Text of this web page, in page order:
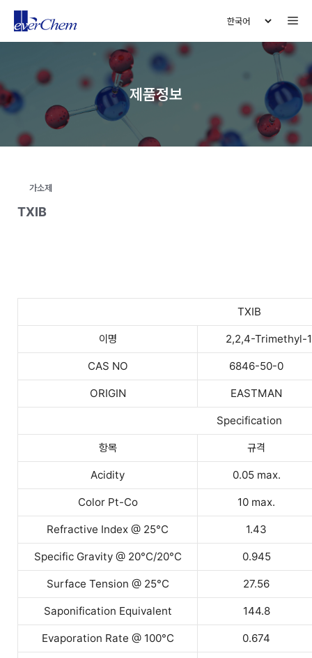
제품정보
가소제
TXIB
TXIB
이명 2,2,4-Trimethyl-
CAS NO 6846-50-0
ORIGIN EASTMAN
Specification
항목 규격
Acidity 0.05 max.
Color Pt-Co 10 max.
Refractive Index @ 25°C 1.43
Specific Gravity @ 20°C/20°C 0.945
Surface Tension @ 25°C 27.56
Saponification Equivalent 144.8
Evaporation Rate @ 100°C 0.674